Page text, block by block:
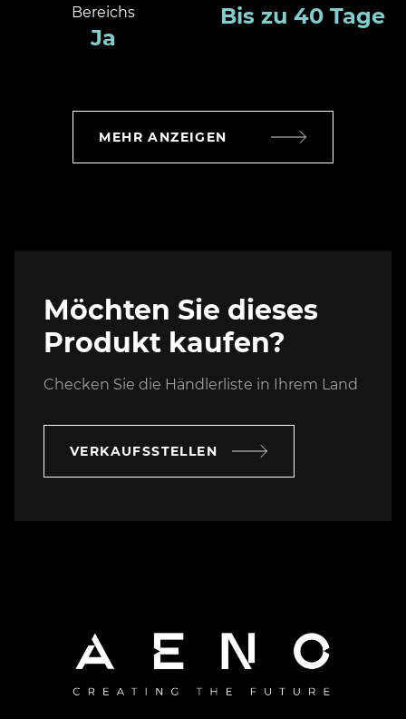
Bereichs
Ja
Bis zu 40 Tage
MEHR ANZEIGEN
Möchten Sie dieses
Produkt kaufen?
Checken Sie die Händlerliste in Ihrem Land
VERKAUFSSTELLEN